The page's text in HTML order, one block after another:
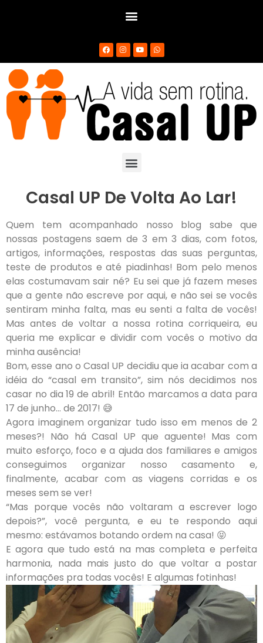
Casal UP De Volta Ao Lar!
Quem tem acompanhado nosso blog sabe que
nossas postagens saem de 3 em 3 dias, com fotos,
artigos, informações, respostas das suas perguntas,
teste de produtos e até piadinhas! Bom pelo menos
elas costumavam sair né? Eu sei que já fazem meses
que a gente não escreve por aqui, e não sei se vocês
sentiram minha falta, mas eu senti a falta de vocês!
Mas antes de voltar a nossa rotina corriqueira, eu
queria me explicar e dividir com vocês o motivo da
minha ausência!
Bom, esse ano o Casal UP decidiu que ia acabar com a
idéia do “casal em transito”, sim nós decidimos nos
casar no dia 19 de abril! Então marcamos a data para
17 de junho… de 2017! 😅
Agora imaginem organizar tudo isso em menos de 2
meses?! Não há Casal UP que aguente! Mas com
muito esforço, foco e a ajuda dos familiares e amigos
conseguimos organizar nosso casamento e,
finalmente, acabar com as viagens corridas e os
meses sem se ver!
“Mas porque vocês não voltaram a escrever logo
depois?”, você pergunta, e eu te respondo aqui
mesmo: estávamos botando ordem na casa! 😝
E agora que tudo está na mas completa e perfeita
harmonia, nada mais justo do que voltar a postar
informações pra todas vocês! E algumas fotinhas!